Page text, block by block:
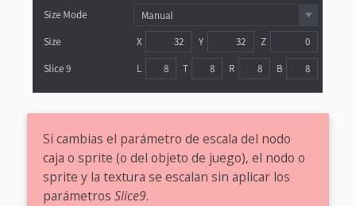
Si cambias el parámetro de escala del nodo
caja o sprite (o del objeto de juego), el nodo o
sprite y la textura se escalan sin aplicar los
parámetrosSlice9.